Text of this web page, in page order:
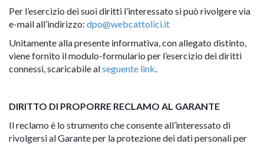
Per l’esercizio dei suoi diritti l’interessato si può rivolgere via
e-mail all’indirizzo: dpo@webcattolici.it
Unitamente alla presente informativa, con allegato distinto,
viene fornito il modulo-formulario per l’esercizio dei diritti
connessi, scaricabile alseguente link.
DIRITTO DI PROPORRE RECLAMO AL GARANTE
Il reclamo è lo strumento che consente all’interessato di
rivolgersi al Garante per la protezione dei dati personali per